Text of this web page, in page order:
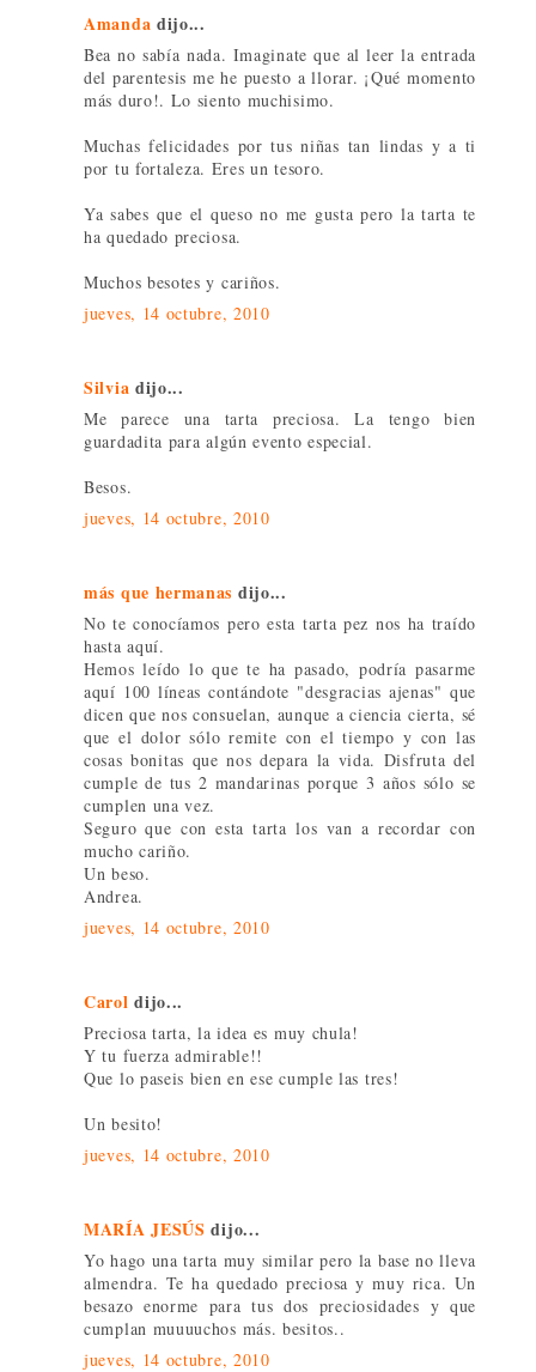
Amanda dijo...
Bea no sabía nada. Imaginate que al leer la entrada
del parentesis me he puesto a llorar. ¡Qué momento
más duro!. Lo siento muchisimo.
Muchas felicidades por tus niñas tan lindas y a ti
por tu fortaleza. Eres un tesoro.
Ya sabes que el queso no me gusta pero la tarta te
ha quedado preciosa.
Muchos besotes y cariños.
jueves, 14 octubre, 2010
Silvia dijo...
Me parece una tarta preciosa. La tengo bien
guardadita para algún evento especial.
Besos.
jueves, 14 octubre, 2010
más que hermanas dijo...
No te conocíamos pero esta tarta pez nos ha traído
hasta aquí.
Hemos leído lo que te ha pasado, podría pasarme
aquí 100 líneas contándote "desgracias ajenas" que
dicen que nos consuelan, aunque a ciencia cierta, sé
que el dolor sólo remite con el tiempo y con las
cosas bonitas que nos depara la vida. Disfruta del
cumple de tus 2 mandarinas porque 3 años sólo se
cumplen una vez.
Seguro que con esta tarta los van a recordar con
mucho cariño.
Un beso.
Andrea.
jueves, 14 octubre, 2010
Carol dijo...
Preciosa tarta, la idea es muy chula!
Y tu fuerza admirable!!
Que lo paseis bien en ese cumple las tres!
Un besito!
jueves, 14 octubre, 2010
MARÍA JESÚS dijo...
Yo hago una tarta muy similar pero la base no lleva
almendra. Te ha quedado preciosa y muy rica. Un
besazo enorme para tus dos preciosidades y que
cumplan muuuuchos más. besitos..
jueves, 14 octubre, 2010